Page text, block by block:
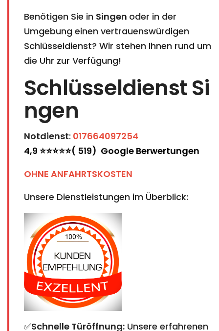
Benötigen Sie in Singen oder in der
Umgebung einen vertrauenswürdigen
Schlüsseldienst? Wir stehen Ihnen rund um
die Uhr zur Verfügung!
Schlüsseldienst Si
ngen
Notdienst: 017664097254
4,9 ⭐⭐⭐⭐⭐( 519) Google Berwertungen
OHNE ANFAHRTSKOSTEN
Unsere Dienstleistungen im Überblick:
✅Schnelle Türöffnung: Unsere erfahrenen